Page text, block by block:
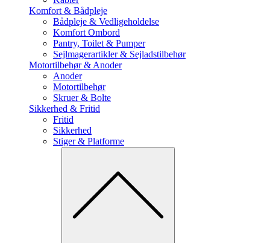
Komfort & Bådpleje
Bådpleje & Vedligeholdelse
Komfort Ombord
Pantry, Toilet & Pumper
Sejlmagerartikler & Sejladstilbehør
Motortilbehør & Anoder
Anoder
Motortilbehør
Skruer & Bolte
Sikkerhed & Fritid
Fritid
Sikkerhed
Stiger & Platforme